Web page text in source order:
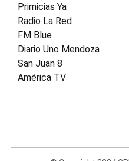
Primicias Ya
Radio La Red
FM Blue
Diario Uno Mendoza
San Juan 8
América TV